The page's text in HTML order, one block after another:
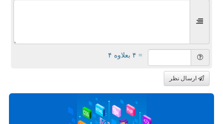
= ۴ بعلاوه ۴
ارسال نظر